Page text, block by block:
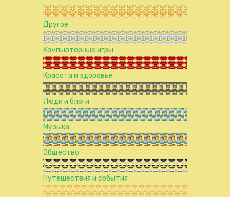
Другое
Компьютерные игры
Красота и здоровье
Люди и блоги
Музыка
Общество
Путешествия и события